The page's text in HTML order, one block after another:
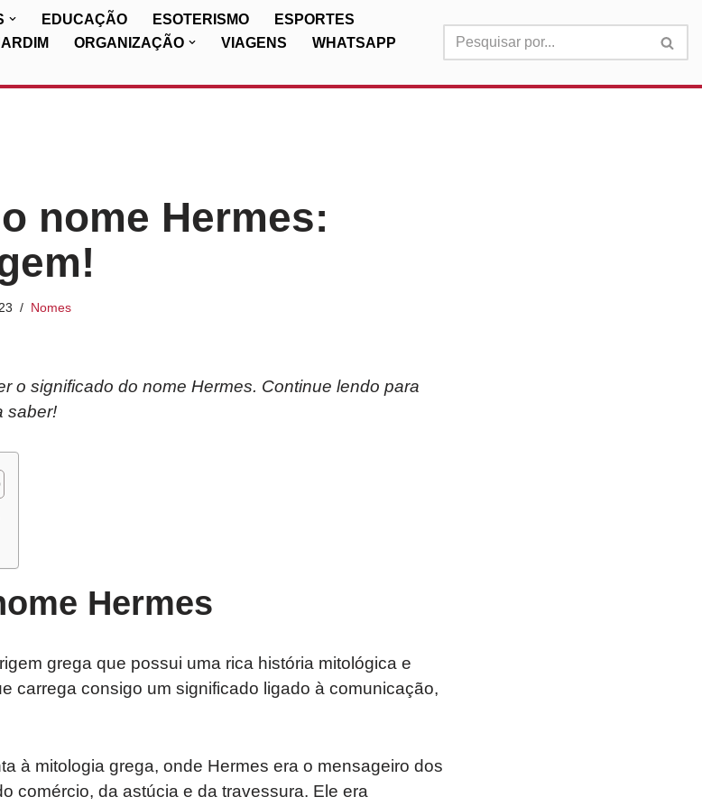
EDUCAÇÃO ESOTERISMO
ESPORTES
ORGANIZAÇÃO VIAGENS
WHATSAPP
nome Hermes:
Nomes
o significado do nome Hermes. Continue lendo para
saber!
Hermes
grega que possui uma rica história mitológica e
carrega consigo um significado ligado à comunicação,
à mitologia grega, onde Hermes era o mensageiro dos
comércio, da astúcia e da travessura. Ele era